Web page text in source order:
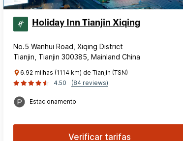
Holiday Inn Tianjin Xiqing
No.5 Wanhui Road, Xiqing District
Tianjin, Tianjin 300385, Mainland China
6.92 milhas (1114 km) de Tianjin (TSN)
4.50
(84 reviews)
Estacionamento
Verificar tarifas